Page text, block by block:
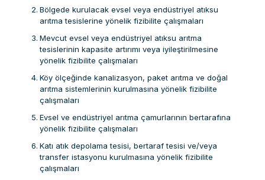
Bölgede kurulacak evsel veya endüstriyel atıksu
arıtma tesislerine yönelik fizibilite çalışmaları
Mevcut evsel veya endüstriyel atıksu arıtma
tesislerinin kapasite artırımı veya iyileştirilmesine
yönelik fizibilite çalışmaları
Köy ölçeğinde kanalizasyon, paket arıtma ve doğal
arıtma sistemlerinin kurulmasına yönelik fizibilite
çalışmaları
Evsel ve endüstriyel arıtma çamurlarının bertarafına
yönelik fizibilite çalışmaları
Katı atık depolama tesisi, bertaraf tesisi ve/veya
transfer istasyonu kurulmasına yönelik fizibilite
çalışmaları